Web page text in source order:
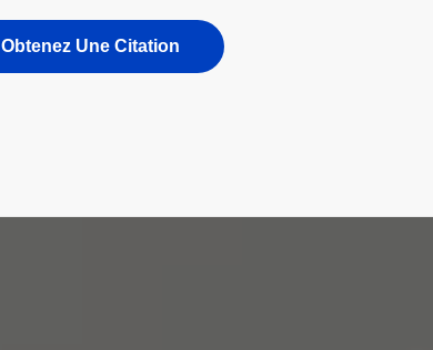
Obtenez Une Citation